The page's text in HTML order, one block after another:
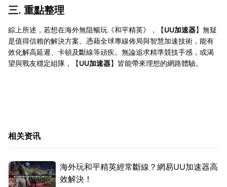
三. 重點整理
綜上所述，若想在海外無阻暢玩《和平精英》，【UU加速器】無疑
是值得信賴的解決方案。憑藉全球專線佈局與智慧加速技術，能有
效化解高延遲、卡頓及斷線等頑疾。無論追求精準競技手感，或渴
望與戰友穩定組隊，【UU加速器】皆能帶來理想的網路體驗。
相关资讯
海外玩和平精英經常斷線？網易UU加速器高
效解決！